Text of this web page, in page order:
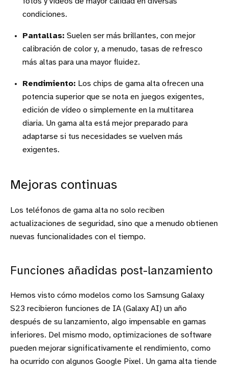
condiciones.
Pantallas: Suelen ser más brillantes, con mejor
calibración de color y, a menudo, tasas de refresco
más altas para una mayor fluidez.
Rendimiento: Los chips de gama alta ofrecen una
potencia superior que se nota en juegos exigentes,
edición de vídeo o simplemente en la multitarea
diaria. Un gama alta está mejor preparado para
adaptarse si tus necesidades se vuelven más
exigentes.
Mejoras continuas
Los teléfonos de gama alta no solo reciben
actualizaciones de seguridad, sino que a menudo obtienen
nuevas funcionalidades con el tiempo.
Funciones añadidas post-lanzamiento
Hemos visto cómo modelos como los Samsung Galaxy
S23 recibieron funciones de IA (Galaxy AI) un año
después de su lanzamiento, algo impensable en gamas
inferiores. Del mismo modo, optimizaciones de software
pueden mejorar significativamente el rendimiento, como
ha ocurrido con algunos Google Pixel. Un gama alta tiende